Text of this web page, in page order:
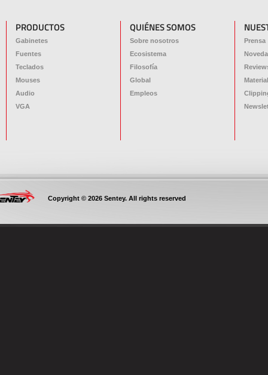
PRODUCTOS
Gabinetes
Fuentes
Teclados
Mouses
Audio
VGA
QUIÉNES SOMOS
Sobre nosotros
Ecosistema
Filosofía
Global
Empleos
Prensa
Copyright © 2026 Sentey. All rights reserved